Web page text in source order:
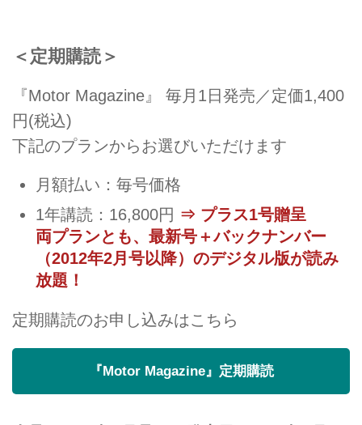
＜定期購読＞
『Motor Magazine』 毎月1日発売／定価1,400
円(税込)
下記のプランからお選びいただけます
月額払い：毎号価格
1年講読：16,800円 ⇒ プラス1号贈呈
両プランとも、最新号＋バックナンバー
（2012年2月号以降）のデジタル版が読み
放題！
定期購読のお申し込みはこちら
『Motor Magazine』定期購読